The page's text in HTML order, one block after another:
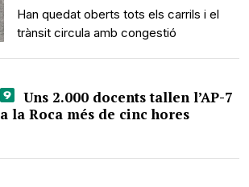
Han quedat oberts tots els carrils i el
trànsit circula amb congestió
Uns 2.000 docents tallen l’AP-7
a la Roca més de cinc hores